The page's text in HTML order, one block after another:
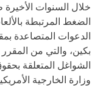
خلال السنوات
الضغط المرتبطة
الشواغل المتعلقة
وزارة الخارجية